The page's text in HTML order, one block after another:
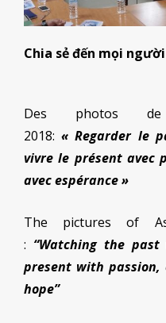
Chia sẻ đến mọi
Des photos de
2018:« Regarder le
vivre le présent avec
avec espérance »
The pictures of
: “Watching the
present with passion,
hope”